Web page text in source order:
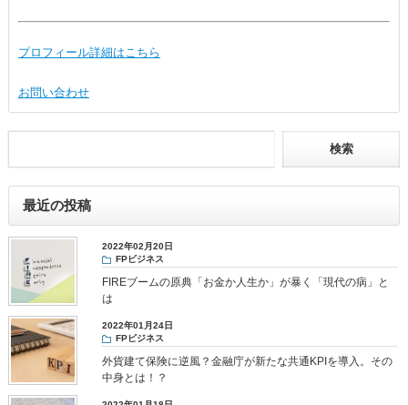
プロフィール詳細はこちら
お問い合わせ
最近の投稿
2022年02月20日
FPビジネス
FIREブームの原典「お金か人生か」が暴く「現代の病」と
は
2022年01月24日
FPビジネス
外貨建て保険に逆風？金融庁が新たな共通KPIを導入。その
中身とは！？